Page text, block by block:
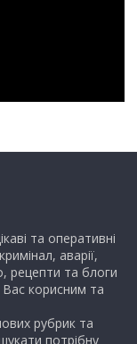
та оперативні
аварії,
рецепти та блоги
корисним та
рубрик та
потрібну